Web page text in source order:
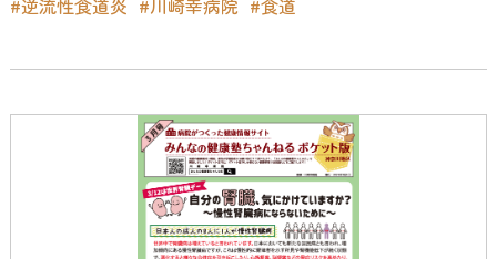
#逆流性食道炎 #川崎幸病院 #食道